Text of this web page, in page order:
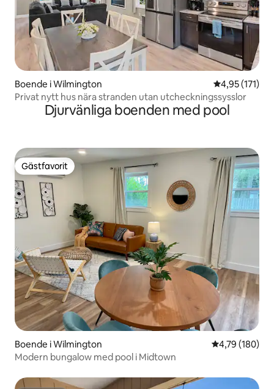
Boende i Wilmington 4,95 av 5 i
4,95 (171)
Privat nytt hus nära stranden utan utcheckningssysslor
Djurvänliga boenden med pool
Gästfavorit
Gästfavorit
Boende i Wilmington 4,79 av 5 i
4,79 (180)
Modern bungalow med pool i Midtown